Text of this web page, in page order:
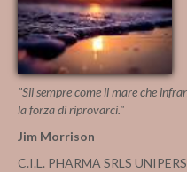
"Sii sempre come il mare che
la forza di riprovarci."
Jim Morrison
C.I.L. PHARMA SRLS